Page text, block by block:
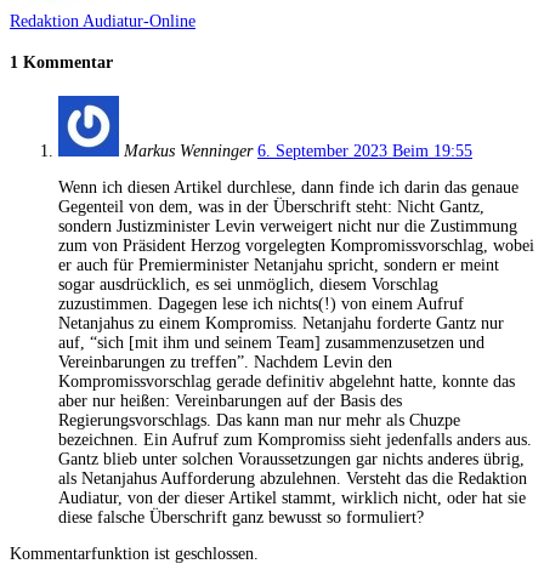
Redaktion Audiatur-Online
1 Kommentar
Markus Wenninger 6. September 2023 Beim 19:55
Wenn ich diesen Artikel durchlese, dann finde ich darin das genaue
Gegenteil von dem, was in der Überschrift steht: Nicht Gantz,
sondern Justizminister Levin verweigert nicht nur die Zustimmung
zum von Präsident Herzog vorgelegten Kompromissvorschlag, wobei
er auch für Premierminister Netanjahu spricht, sondern er meint
sogar ausdrücklich, es sei unmöglich, diesem Vorschlag
zuzustimmen. Dagegen lese ich nichts(!) von einem Aufruf
Netanjahus zu einem Kompromiss. Netanjahu forderte Gantz nur
auf, “sich [mit ihm und seinem Team] zusammenzusetzen und
Vereinbarungen zu treffen”. Nachdem Levin den
Kompromissvorschlag gerade definitiv abgelehnt hatte, konnte das
aber nur heißen: Vereinbarungen auf der Basis des
Regierungsvorschlags. Das kann man nur mehr als Chuzpe
bezeichnen. Ein Aufruf zum Kompromiss sieht jedenfalls anders aus.
Gantz blieb unter solchen Voraussetzungen gar nichts anderes übrig,
als Netanjahus Aufforderung abzulehnen. Versteht das die Redaktion
Audiatur, von der dieser Artikel stammt, wirklich nicht, oder hat sie
diese falsche Überschrift ganz bewusst so formuliert?
Kommentarfunktion ist geschlossen.